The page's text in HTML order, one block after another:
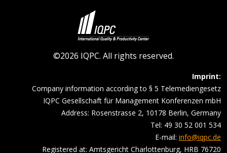
©2026 IQPC. All rights reserved.
Imprint:
Company information according to § 5 Telemediengesetz
IQPC Gesellschaft für Management Konferenzen mbH
Address: Rosenstrasse 2, 10178 Berlin, Germany
Tel: 49 30 52 001 534
E-mail: info@iqpc.de
Registered at: Amtsgericht Charlottenburg, HRB 76720